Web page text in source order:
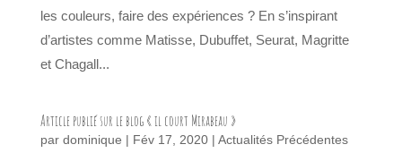
les couleurs, faire des expériences ? En s’inspirant
d’artistes comme Matisse, Dubuffet, Seurat, Magritte
et Chagall...
Article publié sur le blog « il court Mirabeau »
par dominique | Fév 17, 2020| Actualités Précédentes